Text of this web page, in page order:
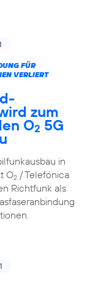
FÜR
VERLIERT
zum
O2 5G
in
O2/ Telefónica
Richtfunk als